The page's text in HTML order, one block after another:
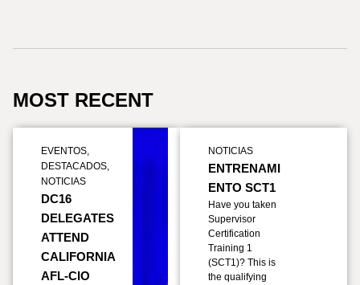
MOST RECENT
EVENTOS,
DESTACADOS,
NOTICIAS
DC16
DELEGATES
ATTEND
CALIFORNIA
AFL-CIO
NOTICIAS
ENTRENAMI
ENTO SCT1
Have you taken
Supervisor
Certification
Training 1
(SCT1)? This is
the qualifying